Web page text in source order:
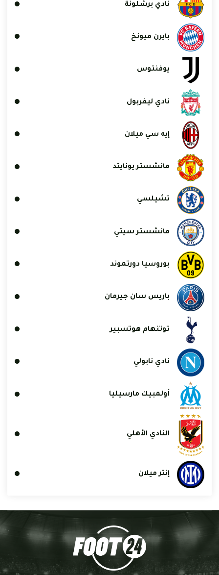
نادي برشلونة
بايرن ميونخ
يوفنتوس
نادي ليفربول
إيه سي ميلان
مانشستر يونايتد
تشيلسي
مانشستر سيتي
بوروسيا دورتموند
باريس سان جيرمان
توتنهام هوتسبير
نادي نابولي
أولمبيك مارسيليا
النادي الأهلي
إنتر ميلان